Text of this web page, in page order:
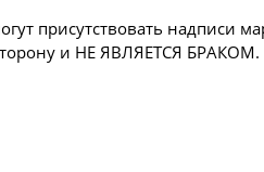
присутствовать надписи
и НЕ ЯВЛЯЕТСЯ